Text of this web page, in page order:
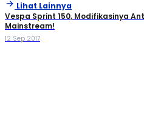
Lihat Lainnya
Vespa Sprint 150, Modifikasinya
Mainstream!
12 Sep 2017